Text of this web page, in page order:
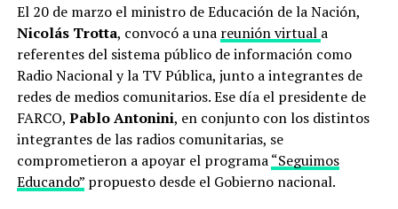
El 20 de marzo el ministro de Educación de la Nación,
Nicolás Trotta, convocó a una reunión virtual a
referentes del sistema público de información como
Radio Nacional y la TV Pública, junto a integrantes de
redes de medios comunitarios. Ese día el presidente de
FARCO, Pablo Antonini, en conjunto con los distintos
integrantes de las radios comunitarias, se
comprometieron a apoyar el programa“Seguimos
Educando”propuesto desde el Gobierno nacional.